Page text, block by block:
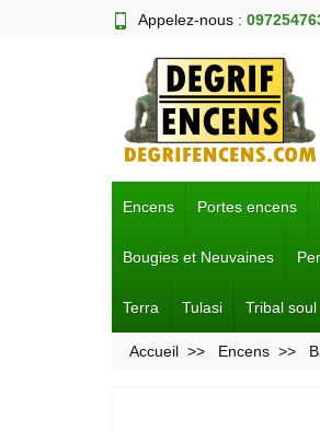
Appelez-nous :
Encens Portes encens
Bougies et Neuvaines
Terra Tulasi Tribal soul
Accueil Encens